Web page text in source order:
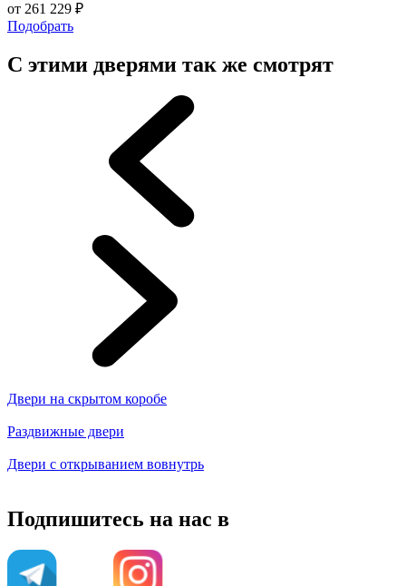
от 261 229 ₽
Подобрать
С этими дверями так же смотрят
Двери на скрытом коробе
Раздвижные двери
Двери с открыванием вовнутрь
Подпишитесь на нас в